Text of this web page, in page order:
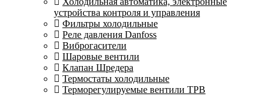
устройства контроля и управления
Фильтры холодильные
Реле давления Danfoss
Виброгасители
Шаровые вентили
Клапан Шредера
Термостаты холодильные
Терморегулируемые вентили ТРВ